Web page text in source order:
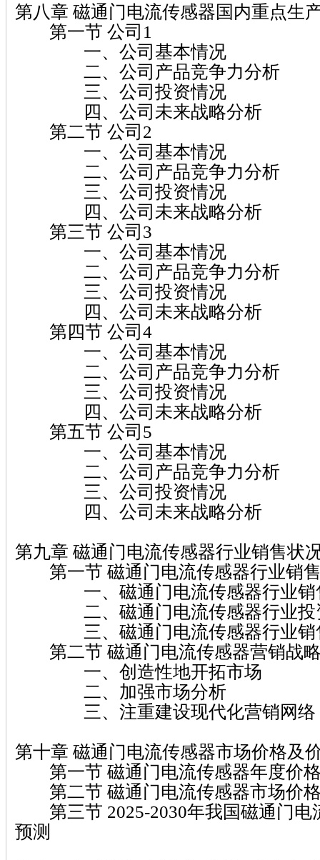
第八章 磁通门电流传感器国内重点生
第一节 公司1
一、公司基本情况
二、公司产品竞争力分析
三、公司投资情况
四、公司未来战略分析
第二节 公司2
一、公司基本情况
二、公司产品竞争力分析
三、公司投资情况
四、公司未来战略分析
第三节 公司3
一、公司基本情况
二、公司产品竞争力分析
三、公司投资情况
四、公司未来战略分析
第四节 公司4
一、公司基本情况
二、公司产品竞争力分析
三、公司投资情况
四、公司未来战略分析
第五节 公司5
一、公司基本情况
二、公司产品竞争力分析
三、公司投资情况
四、公司未来战略分析
第九章 磁通门电流传感器行业销售状
第一节 磁通门电流传感器行业销
一、磁通门电流传感器行业销
二、磁通门电流传感器行业投
三、磁通门电流传感器行业销
第二节 磁通门电流传感器营销战
一、创造性地开拓市场
二、加强市场分析
三、注重建设现代化营销网络
第十章 磁通门电流传感器市场价格及
第一节 磁通门电流传感器年度价
第二节 磁通门电流传感器市场价
第三节 2025-2030年我国磁通门电
预测